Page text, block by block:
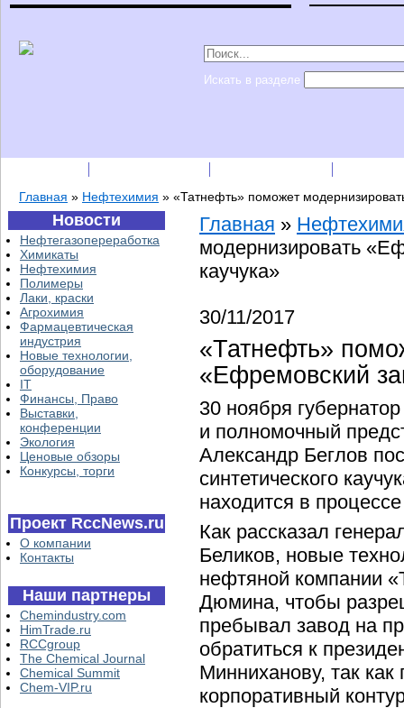
Искать в разделе
Главная » Нефтехимия » «Татнефть» поможет
Новости
Нефтегазопереработка
Химикаты
Нефтехимия
Полимеры
Лаки, краски
Агрохимия
Фармацевтическая
индустрия
Новые технологии,
оборудование
IT
Финансы, Право
Выставки,
конференции
Экология
Ценовые обзоры
Конкурсы, торги
Проект RccNews.ru
О компании
Контакты
Наши партнеры
Chemindustry.com
HimTrade.ru
RCCgroup
The Chemical Journal
Chemical Summit
Chem-VIP.ru
Главная »
модернизировать
каучука»
30/11/2017
«Татнефть»
«Ефремовский
30 ноября
и полномочный
Александр Беглов
синтетического
находится в
Как рассказал
Беликов, новые
нефтяной компании
Дюмина, чтобы
пребывал завод на
обратиться к
Минниханову, так
корпоративный